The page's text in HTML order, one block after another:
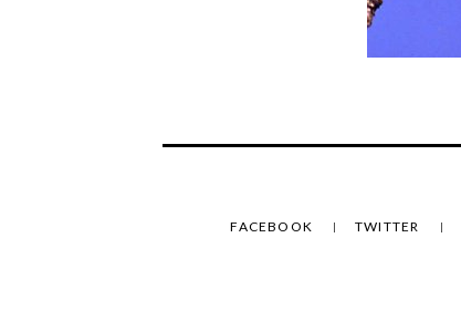
FACEBOOK TWITTER